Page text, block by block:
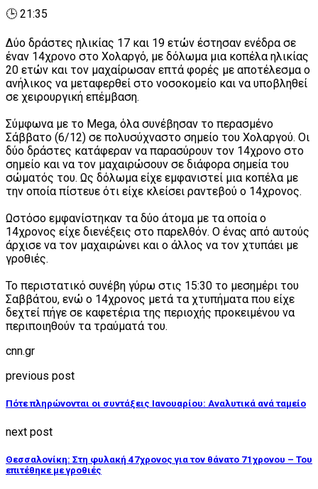
🕒 21:35
Δύο δράστες ηλικίας 17 και 19 ετών έστησαν ενέδρα σε
έναν 14χρονο στο Χολαργό, με δόλωμα μια κοπέλα ηλικίας
20 ετών και τον μαχαίρωσαν επτά φορές με αποτέλεσμα ο
ανήλικος να μεταφερθεί στο νοσοκομείο και να υποβληθεί
σε χειρουργική επέμβαση.
Σύμφωνα με το Mega, όλα συνέβησαν το περασμένο
Σάββατο (6/12) σε πολυσύχναστο σημείο του Χολαργού. Οι
δύο δράστες κατάφεραν να παρασύρουν τον 14χρονο στο
σημείο και να τον μαχαιρώσουν σε διάφορα σημεία του
σώματός του. Ως δόλωμα είχε εμφανιστεί μια κοπέλα με
την οποία πίστευε ότι είχε κλείσει ραντεβού ο 14χρονος.
Ωστόσο εμφανίστηκαν τα δύο άτομα με τα οποία ο
14χρονος είχε διενέξεις στο παρελθόν. Ο ένας από αυτούς
άρχισε να τον μαχαιρώνει και ο άλλος να τον χτυπάει με
γροθιές.
Το περιστατικό συνέβη γύρω στις 15:30 το μεσημέρι του
Σαββάτου, ενώ ο 14χρονος μετά τα χτυπήματα που είχε
δεχτεί πήγε σε καφετέρια της περιοχής προκειμένου να
περιποιηθούν τα τραύματά του.
cnn.gr
previous post
Πότε πληρώνονται οι συντάξεις Ιανουαρίου: Αναλυτικά ανά ταμείο
next post
Θεσσαλονίκη: Στη φυλακή 47χρονος για τον θάνατο 71χρονου – Του
επιτέθηκε με γροθιές